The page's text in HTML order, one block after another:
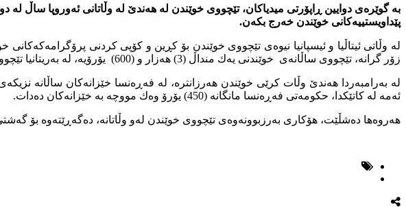
بە گوێرەی دوایین ڕاپۆرتی میدیاكان، تێچووی خوێندن لە هەندێ لە وڵاتانی ئەوروپا ساڵ لە
پێداویستییەكانی خوێندن خەرج بكەن.
لە وڵاتی ئیتاڵیا و ئیسپانیا نیوەی تێچووی خوێندن بۆ كڕین و كۆپی كردنی پرۆگرامەكەكانی
زۆر گرانە، تێچووی ساڵانەی خوێندنی یەك منداڵ (3) هەزار و (600) یۆرۆیە، لە بەریتانیا تێچووی ساڵانەی خوێندن (2) هەزار و (600) یۆرۆیە.
ئەمە لە كاتێكدا، حكومەتی فەڕەنسا مانگانە (450) یۆرۆ وەك مووچە بە خێزانەكان دەدات.
هەروەها دەشڵێت، هۆكاری بەرزبوونەوەی تێچووی خوێندن لەو وڵاتانە، دەگەڕێتەوە بۆ